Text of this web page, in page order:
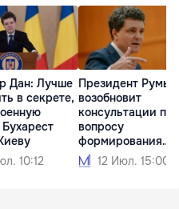
Дан: Лучше
в секрете,
10:12
Президент
возобновит
консультации по
вопросу
формирования
правительства
12 Июл. 15:00